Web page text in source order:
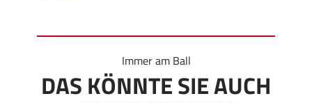
Immer am Ball
DAS KÖNNTE SIE AUCH